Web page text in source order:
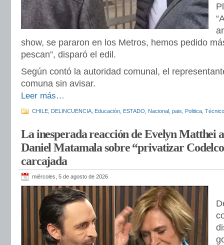
show, se pararon en los Metros, hemos pedido
pescan”, disparó el edil.
Según contó la autoridad comunal, el
comuna sin avisar.
Leer más…
CHILE DELINCUENCIA Educación ESTADO Nacional pais Politica
La inesperada reacción de Evelyn Matthei
Daniel Matamala sobre “privatizar
carcajada
miércoles, 5 de agosto de 2026